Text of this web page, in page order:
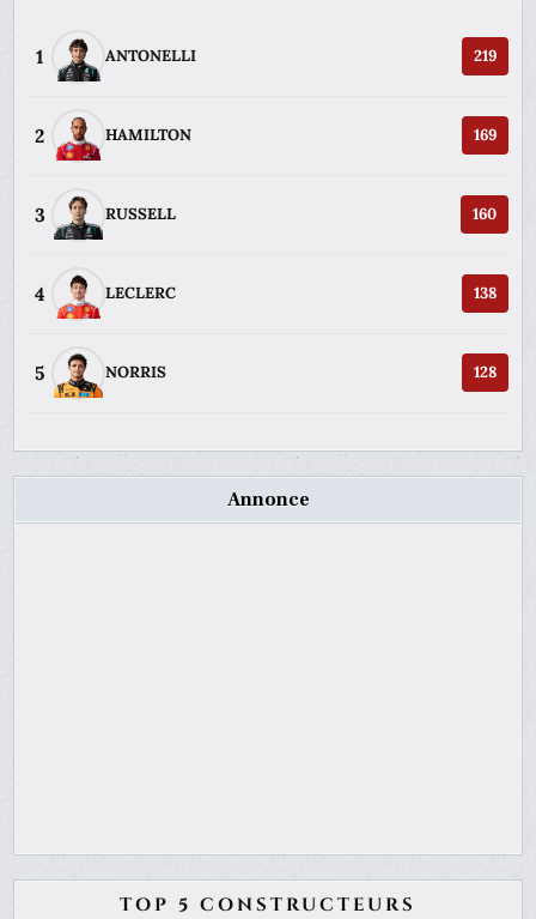
1 ANTONELLI 219
2 HAMILTON 169
3 RUSSELL 160
4 LECLERC 138
5 NORRIS 128
Annonce
TOP 5 CONSTRUCTEURS